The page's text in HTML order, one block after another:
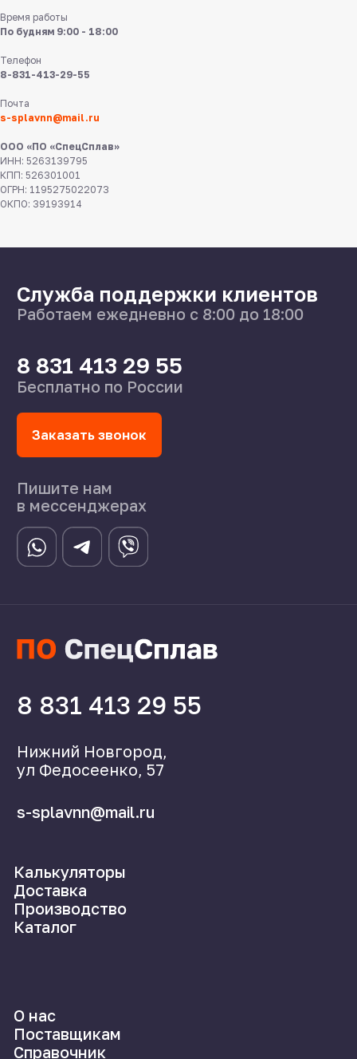
Время работы
По будням 9:00 - 18:00
Телефон
8-831-413-29-55
Почта
s-splavnn@mail.ru
ООО «ПО «СпецСплав»
ИНН: 5263139795
КПП: 526301001
ОГРН: 1195275022073
ОКПО: 39193914
Нижний Новгород,
s-splavnn@mail.ru
Политика конфиденциальности
Калькуляторы
Каталог
О нас